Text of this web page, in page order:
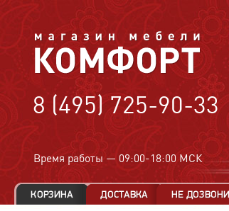
8 (495) 725-90-33
Время работы — 09:00-18:00 МСК